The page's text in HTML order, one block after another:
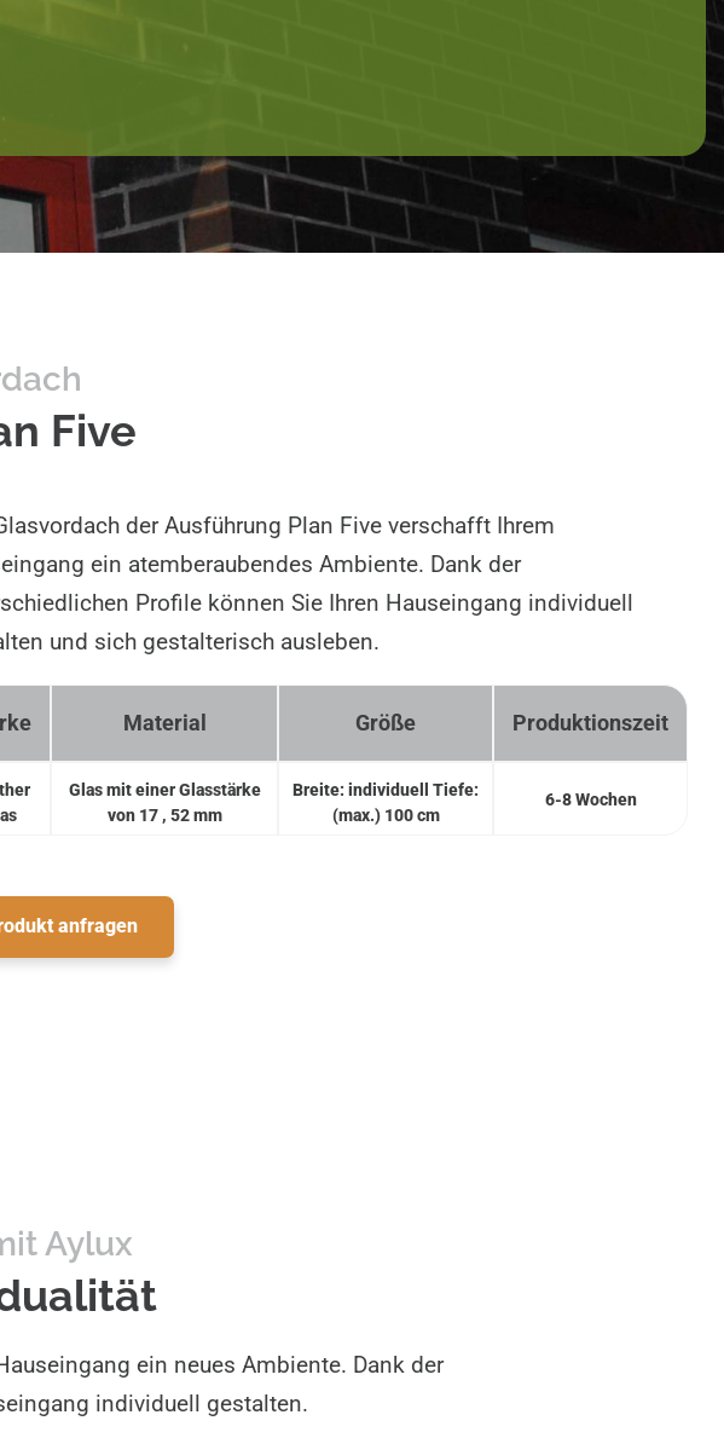
Five
der Ausführung Plan Five verschafft Ihrem
ein atemberaubendes Ambiente. Dank der
Profile können Sie Ihren Hauseingang individuell
und sich gestalterisch ausleben.
Material Größe Produktionszeit
Glas mit einer Glasstärke
von 17 , 52 mm
Breite: individuell Tiefe:
(max.) 100 cm
6-8 Wochen
anfragen
Aylux
ein neues Ambiente. Dank der
individuell gestalten.